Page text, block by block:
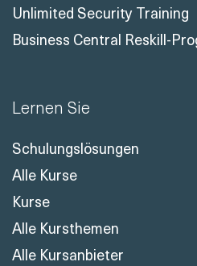
Unlimited Security Training
Business Central Reskill-
Lernen Sie
Schulungslösungen
Alle Kurse
Kurse
Alle Kursthemen
Alle Kursanbieter